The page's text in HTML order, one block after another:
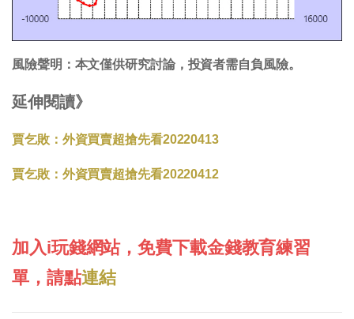
風險聲明：本文僅供研究討論，投資者需自負風險。
延伸閱讀》
賈乞敗：外資買賣超搶先看20220413
賈乞敗：外資買賣超搶先看20220412
加入i玩錢網站，免費下載金錢教育練習
單，請點連結